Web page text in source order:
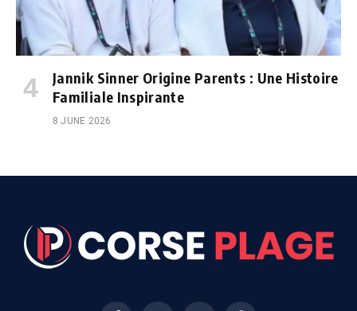
Jannik Sinner Origine Parents : Une Histoire
Familiale Inspirante
8 JUNE 2026